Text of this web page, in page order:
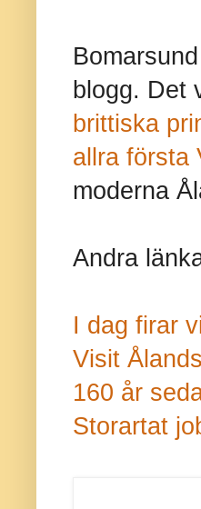
blogg. Det
brittiska
allra första
moderna
Andra
I dag firar
Visit
160 år
Storartat